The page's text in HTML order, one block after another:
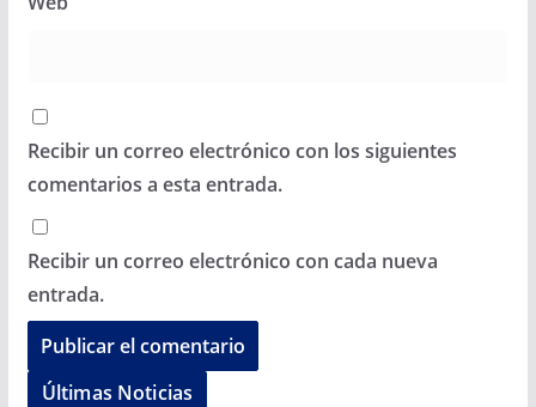
Recibir un correo electrónico con los siguientes
comentarios a esta entrada.
Recibir un correo electrónico con cada nueva
entrada.
Últimas Noticias